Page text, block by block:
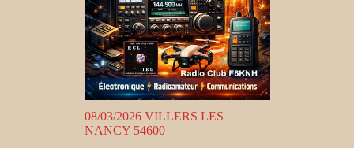
08/03/2026 VILLERS LES
NANCY 54600